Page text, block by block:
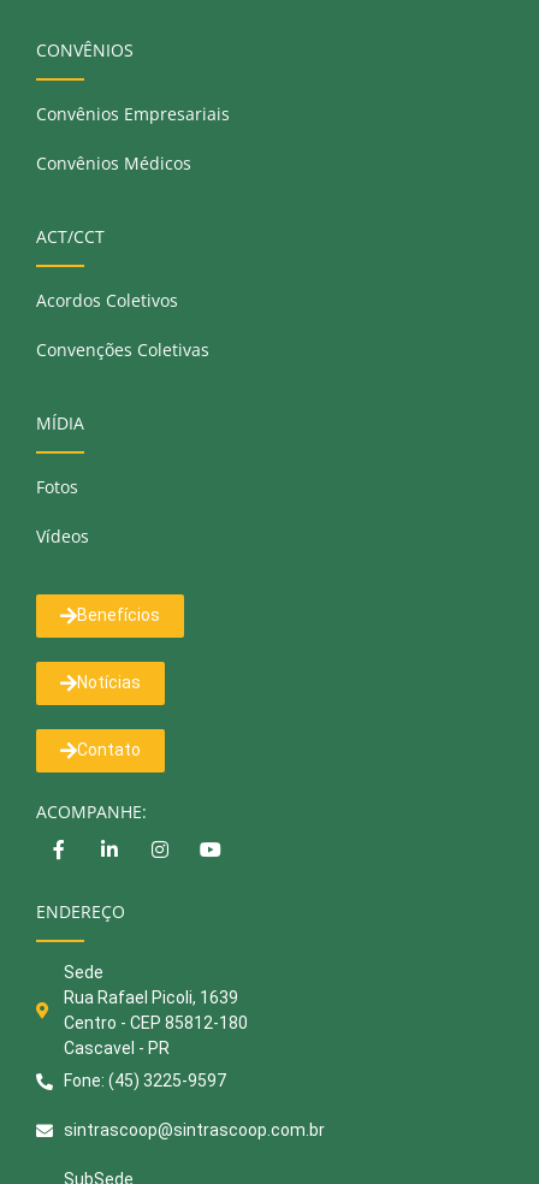
CONVÊNIOS
Convênios Empresariais
Convênios Médicos
ACT/CCT
Acordos Coletivos
Convenções Coletivas
MÍDIA
Fotos
Vídeos
Benefícios
Notícias
Contato
ACOMPANHE:
ENDEREÇO
Sede
Rua Rafael Picoli, 1639
Centro - CEP 85812-180
Cascavel - PR
Fone: (45) 3225-9597
sintrascoop@sintrascoop.com.br
SubSede